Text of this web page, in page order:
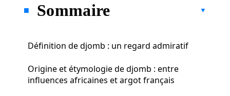
Sommaire
Définition de djomb : un regard admiratif
Origine et étymologie de djomb : entre
influences africaines et argot français